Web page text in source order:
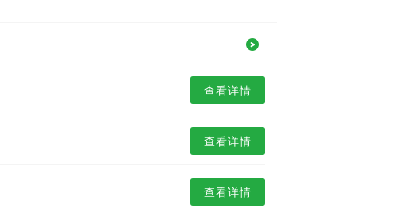
查看详情
查看详情
查看详情